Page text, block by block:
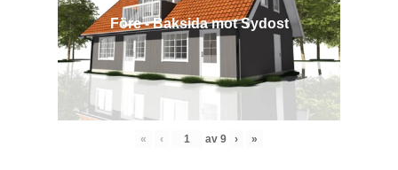
Före - Baksida mot Sydost
« ‹ av 9 › »